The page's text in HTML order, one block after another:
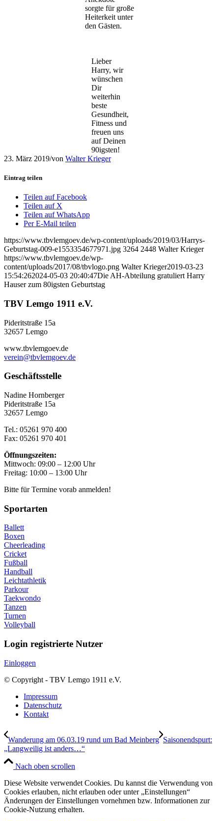
sorgte für große
Heiterkeit unter
den Gästen.
Lieber
Harry, wir
wünschen
Dir
weiterhin
beste
Gesundheit,
Fitness und
freuen uns
auf Deinen
90igsten!
23. März 2019/von Walter Krieger
Eintrag teilen
Teilen auf Facebook
Teilen auf X
Teilen auf WhatsApp
Per E-Mail teilen
https://www.tbvlemgoev.de/wp-content/uploads/2019/03/Harrys-
Geburtstag-009-e1553354677971.jpg 3264 2448 Walter Krieger
https://www.tbvlemgoev.de/wp-
content/uploads/2017/08/tbvlogo.png Walter Krieger2019-03-23
15:54:262024-05-03 20:40:47Die AH-Abteilung gratuliert Harry
Hauser zum 80igsten Geburtstag
TBV Lemgo 1911 e.V.
Pideritstraße 15a
32657 Lemgo
www.tbvlemgoev.de
verein@tbvlemgoev.de
Geschäftsstelle
Nadine Hornberger
Pideritstraße 15a
32657 Lemgo
Tel.: 05261 970 400
Fax: 05261 970 401
Öffnungszeiten:
Mittwoch: 09:00 – 12:00 Uhr
Freitag: 10:00 – 13:00 Uhr
Bitte für Termine vorab anmelden!
Sportarten
Ballett
Boxen
Cheerleading
Cricket
Fußball
Handball
Leichtathletik
Parkour
Taekwondo
Tanzen
Turnen
Volleyball
Login registrierte Nutzer
Einloggen
© Copyright - TBV Lemgo 1911 e.V.
Impressum
Datenschutz
Kontakt
Wanderung am 06.03.19 rund um Bad Meinberg Saisonendspurt:
„Langweilig ist anders…“
Nach oben scrollen
Diese Website verwendet Cookies. Du kannst die Verwendung von
Cookies erlauben, nicht erlauben oder unter „Einstellungen“
Änderungen der Einstellungen vornehmen bzw. Informationen zur
Cookie-Nutzung erhalten.